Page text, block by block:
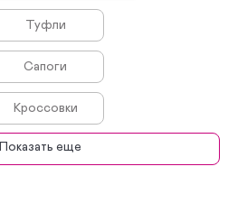
Туфли
Сапоги
Кроссовки
Сникеры
Показать еще